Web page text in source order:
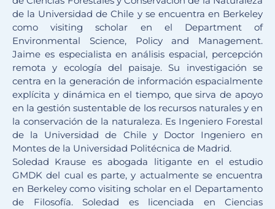
de la Universidad de Chile y se encuentra en Berkeley
como visiting scholar en el Department of
Environmental Science, Policy and Management.
Jaime es especialista en análisis espacial, percepción
remota y ecología del paisaje. Su investigación se
centra en la generación de información espacialmente
explícita y dinámica en el tiempo, que sirva de apoyo
en la gestión sustentable de los recursos naturales y en
la conservación de la naturaleza. Es Ingeniero Forestal
de la Universidad de Chile y Doctor Ingeniero en
Montes de la Universidad Politécnica de Madrid.
Soledad Krause es abogada litigante en el estudio
GMDK del cual es parte, y actualmente se encuentra
en Berkeley como visiting scholar en el Departamento
de Filosofía. Soledad es licenciada en Ciencias